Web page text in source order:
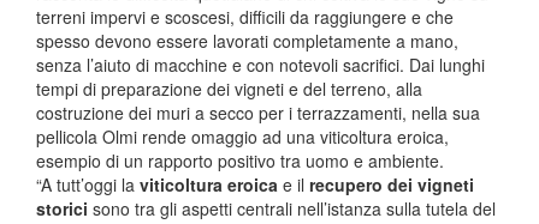
terreni impervi e scoscesi, difficili da raggiungere e che
spesso devono essere lavorati completamente a mano,
senza l’aiuto di macchine e con notevoli sacrifici. Dai lunghi
tempi di preparazione dei vigneti e del terreno, alla
costruzione dei muri a secco per i terrazzamenti, nella sua
pellicola Olmi rende omaggio ad una viticoltura eroica,
esempio di un rapporto positivo tra uomo e ambiente.
“A tutt’oggi la viticoltura eroica e il recupero dei vigneti
storici sono tra gli aspetti centrali nell’istanza sulla tutela del